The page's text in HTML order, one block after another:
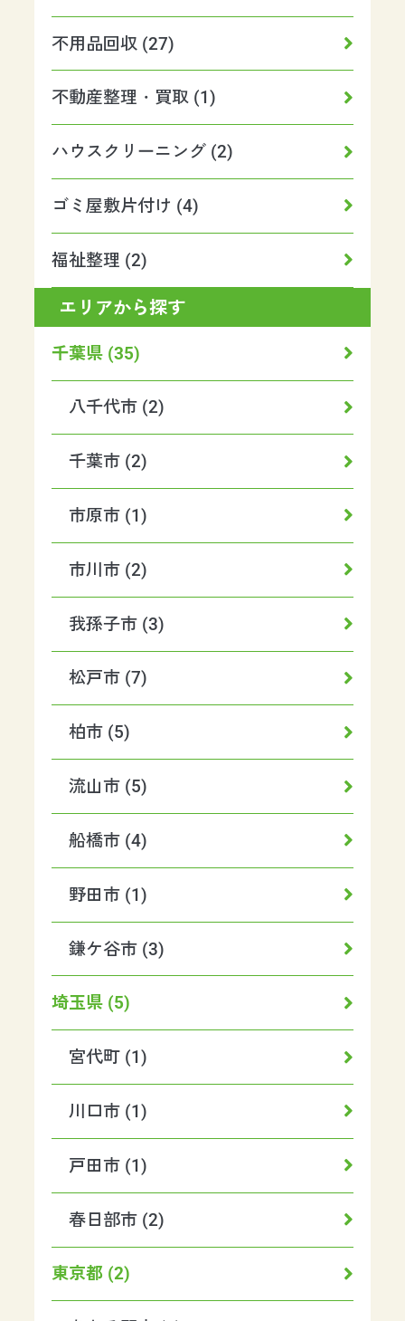
不用品回収 (27)
不動産整理・買取 (1)
ハウスクリーニング (2)
ゴミ屋敷片付け (4)
福祉整理 (2)
エリアから探す
千葉県 (35)
八千代市 (2)
千葉市 (2)
市原市 (1)
市川市 (2)
我孫子市 (3)
松戸市 (7)
柏市 (5)
流山市 (5)
船橋市 (4)
野田市 (1)
鎌ケ谷市 (3)
埼玉県 (5)
宮代町 (1)
川口市 (1)
戸田市 (1)
春日部市 (2)
東京都 (2)